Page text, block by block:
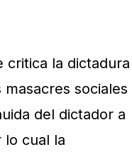
critica la dictadura
sociales
del dictador a
lo cual la